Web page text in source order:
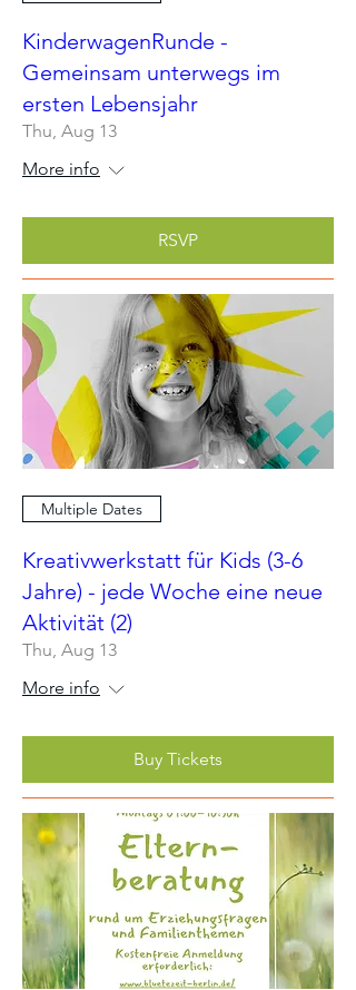
KinderwagenRunde -
Gemeinsam unterwegs im
ersten Lebensjahr
Thu, Aug 13
More info
RSVP
Multiple Dates
Kreativwerkstatt für Kids (3-6
Jahre) - jede Woche eine neue
Aktivität (2)
Thu, Aug 13
More info
Buy Tickets